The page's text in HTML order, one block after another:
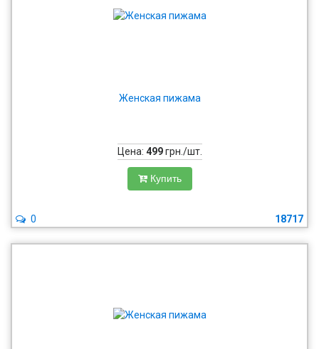
Женская пижама
Цена: 499грн./шт.
Купить
18717
0